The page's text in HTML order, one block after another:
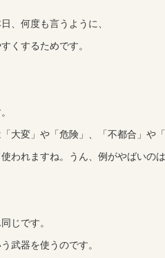
、何度も言うように、
くするためです。
大変」や「危険」、「不都合」や「
われますね。うん、例がやばいのは
じです。
武器を使うのです。